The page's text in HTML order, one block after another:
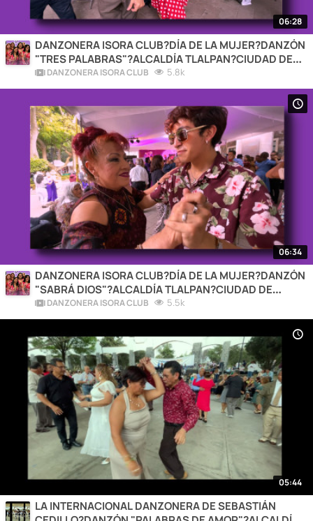
06:28
DANZONERA ISORA CLUB?DÍA DE LA MUJER?DANZÓN
"TRES PALABRAS"?ALCALDÍA TLALPAN?CIUDAD DE
MÉXICO❤️2026
DANZONERA ISORA CLUB 5.8k
06:34
DANZONERA ISORA CLUB?DÍA DE LA MUJER?DANZÓN
"SABRÁ DIOS"?ALCALDÍA TLALPAN?CIUDAD DE
MÉXICO❤️2026
DANZONERA ISORA CLUB 5.5k
05:44
LA INTERNACIONAL DANZONERA DE SEBASTIÁN